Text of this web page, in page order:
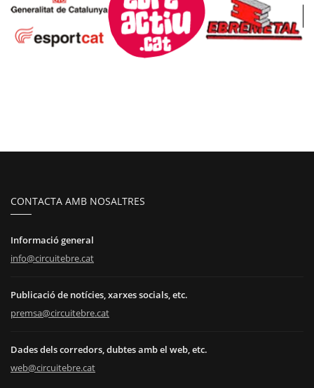
CONTACTA AMB NOSALTRES
Informació general
info@circuitebre.cat
Publicació de notícies, xarxes socials, etc.
premsa@circuitebre.cat
Dades dels corredors, dubtes amb el web, etc.
web@circuitebre.cat